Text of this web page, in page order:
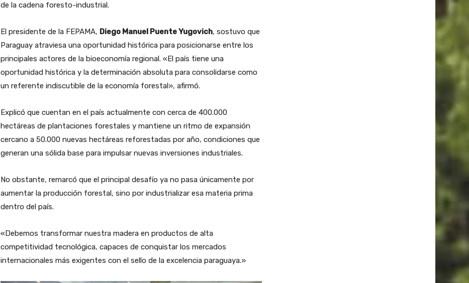
de la cadena foresto-industrial.
El presidente de la FEPAMA, Diego Manuel Puente Yugovich, sostuvo que
Paraguay atraviesa una oportunidad histórica para posicionarse entre los
principales actores de la bioeconomía regional. «El país tiene una
oportunidad histórica y la determinación absoluta para consolidarse como
un referente indiscutible de la economía forestal», afirmó.
Explicó que cuentan en el país actualmente con cerca de 400.000
hectáreas de plantaciones forestales y mantiene un ritmo de expansión
cercano a 50.000 nuevas hectáreas reforestadas por año, condiciones que
generan una sólida base para impulsar nuevas inversiones industriales.
No obstante, remarcó que el principal desafío ya no pasa únicamente por
aumentar la producción forestal, sino por industrializar esa materia prima
dentro del país.
«Debemos transformar nuestra madera en productos de alta
competitividad tecnológica, capaces de conquistar los mercados
internacionales más exigentes con el sello de la excelencia paraguaya.»